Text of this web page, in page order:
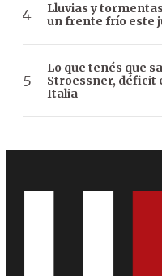
Lluvias y
un frente frío este
Lo que tenés que
Stroessner, déficit
Italia